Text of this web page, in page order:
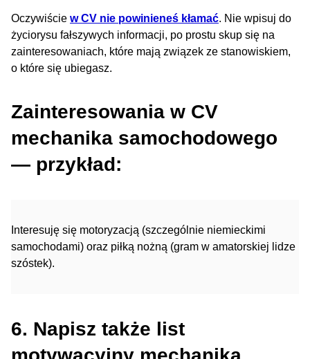
Oczywiście w CV nie powinieneś kłamać. Nie wpisuj do
życiorysu fałszywych informacji, po prostu skup się na
zainteresowaniach, które mają związek ze stanowiskiem,
o które się ubiegasz.
Zainteresowania w CV
mechanika samochodowego
— przykład:
Interesuję się motoryzacją (szczególnie niemieckimi
samochodami) oraz piłką nożną (gram w amatorskiej lidze
szóstek).
6. Napisz także list